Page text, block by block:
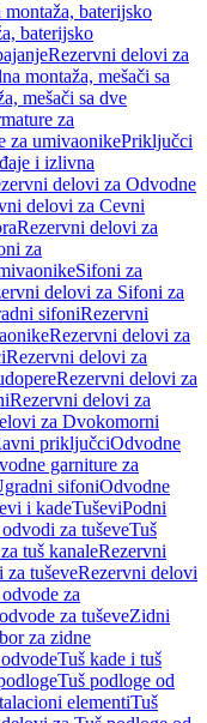
montaža, baterijsko
baterijsko
Rezervni delovi za
montaža, mešači sa
mešači sa dve
za
za umivaonikePriključci
i izlivna
delovi za Odvodne
delovi za Cevni
Rezervni delovi za
za
Sifoni za
delovi za Sifoni za
sifoniRezervni
Rezervni delovi za
Rezervni delovi za
Rezervni delovi za
Rezervni delovi za
za Dvokomorni
priključciOdvodne
garniture za
sifoniOdvodne
i kadeTuševiPodni
za tuševeTuš
tuš kanaleRezervni
za tuševeRezervni delovi
za
za tuševeZidni
za zidne
Tuš kade i tuš
Tuš podloge od
elementiTuš